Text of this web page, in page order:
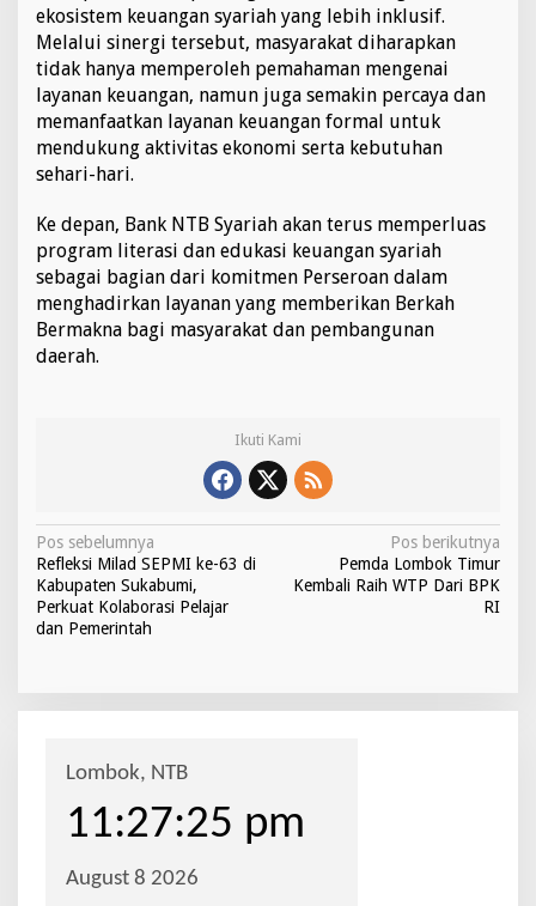
ekosistem keuangan syariah yang lebih inklusif.
Melalui sinergi tersebut, masyarakat diharapkan
tidak hanya memperoleh pemahaman mengenai
layanan keuangan, namun juga semakin percaya dan
memanfaatkan layanan keuangan formal untuk
mendukung aktivitas ekonomi serta kebutuhan
sehari-hari.
Ke depan, Bank NTB Syariah akan terus memperluas
program literasi dan edukasi keuangan syariah
sebagai bagian dari komitmen Perseroan dalam
menghadirkan layanan yang memberikan Berkah
Bermakna bagi masyarakat dan pembangunan
daerah.
Ikuti Kami
N
a
v
a
Pos sebelumnya
Refleksi Milad SEPMI ke-63 di
Kabupaten Sukabumi,
Perkuat Kolaborasi Pelajar
dan Pemerintah
Pos berikutnya
Pemda Lombok Timur
Kembali Raih WTP Dari BPK
RI